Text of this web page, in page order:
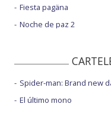
Fiesta pagäna
Noche de paz 2
Spider-man: Brand new
El último mono